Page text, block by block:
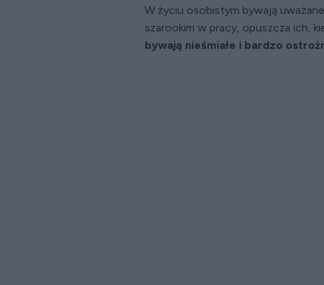
W życiu osobistym bywają
szarookim w pracy, opuszcza ich,
bywają nieśmiałe i bardzo